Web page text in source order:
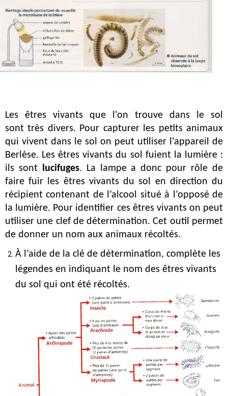
Les êtres vivants que l'on trouve dans le sol
sont très divers. Pour capturer les petits animaux
qui vivent dans le sol on peut utiliser l'appareil de
Berlèse. Les êtres vivants du sol fuient la lumière :
ils sont
lucifuges. La lampe a donc pour rôle de
faire fuir les êtres vivants du sol en direction du
récipient contenant de l’alcool situé à l’opposé de
la lumière. Pour identifier ces êtres vivants on peut
utiliser une clef de détermination. Cet outil permet
de donner un nom aux animaux récoltés.
À l’aide de la clé de détermination, complète les
légendes en indiquant le nom des êtres vivants
du sol qui ont été récoltés.